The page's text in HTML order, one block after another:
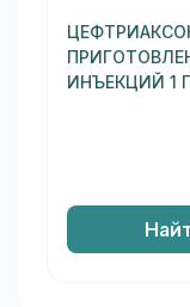
ИНЪЕКЦИЙ 1